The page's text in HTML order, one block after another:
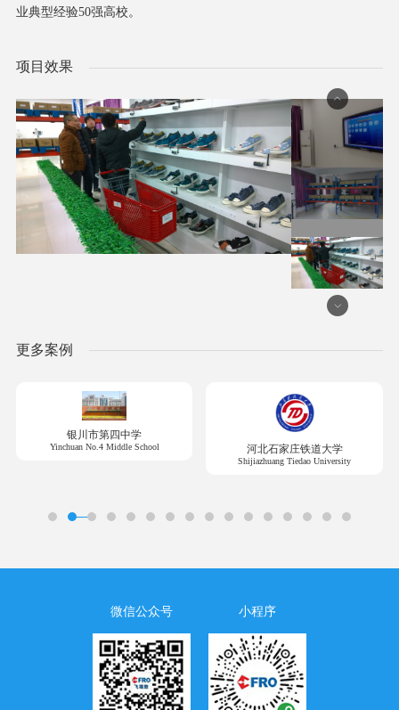
业典型经验50强高校。
项目效果
更多案例
银川市第四中学
Yinchuan No.4 Middle School 河北石家庄铁道大学
Shijiazhuang Tiedao University
微信公众号 小程序